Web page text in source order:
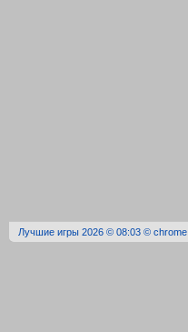
Лучшие игры 2026 © 08:03 © chrome